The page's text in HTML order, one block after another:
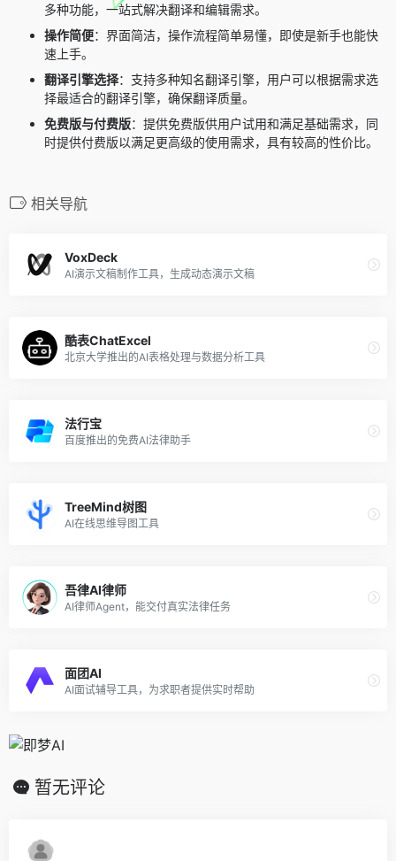
多种功能，一站式解决翻译和编辑需求。
操作简便：界面简洁，操作流程简单易懂，即使是新手也能快
速上手。
翻译引擎选择：支持多种知名翻译引擎，用户可以根据需求选
择最适合的翻译引擎，确保翻译质量。
免费版与付费版：提供免费版供用户试用和满足基础需求，同
时提供付费版以满足更高级的使用需求，具有较高的性价比。
相关导航
VoxDeck
AI演示文稿制作工具，生成动态演示文稿
酷表ChatExcel
北京大学推出的AI表格处理与数据分析工具
法行宝
百度推出的免费AI法律助手
TreeMind树图
AI在线思维导图工具
吾律AI律师
AI律师Agent，能交付真实法律任务
面团AI
AI面试辅导工具，为求职者提供实时帮助
暂无评论